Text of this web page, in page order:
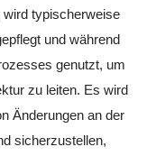
typischerweise
und während
genutzt, um
zu leiten. Es wird
Änderungen an der
sicherzustellen,